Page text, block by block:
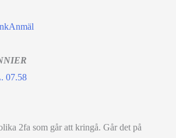
Anmäl
07.58
2fa som går att kringå. Går det på